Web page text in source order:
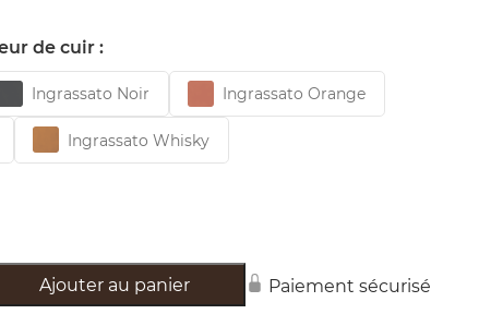
de cuir :
Ingrassato Noir Ingrassato Orange
Ingrassato Whisky
Ajouter au panier Paiement sécurisé